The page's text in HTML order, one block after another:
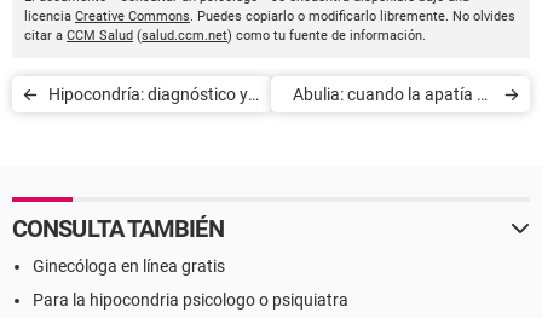
licencia Creative Commons. Puedes copiarlo o modificarlo libremente. No olvides
citar a CCM Salud (salud.ccm.net) como tu fuente de información.
Hipocondría: diagnóstico y
Abulia: cuando la apatía se
CONSULTA TAMBIÉN
Ginecóloga en línea gratis
Para la hipocondria psicologo o psiquiatra